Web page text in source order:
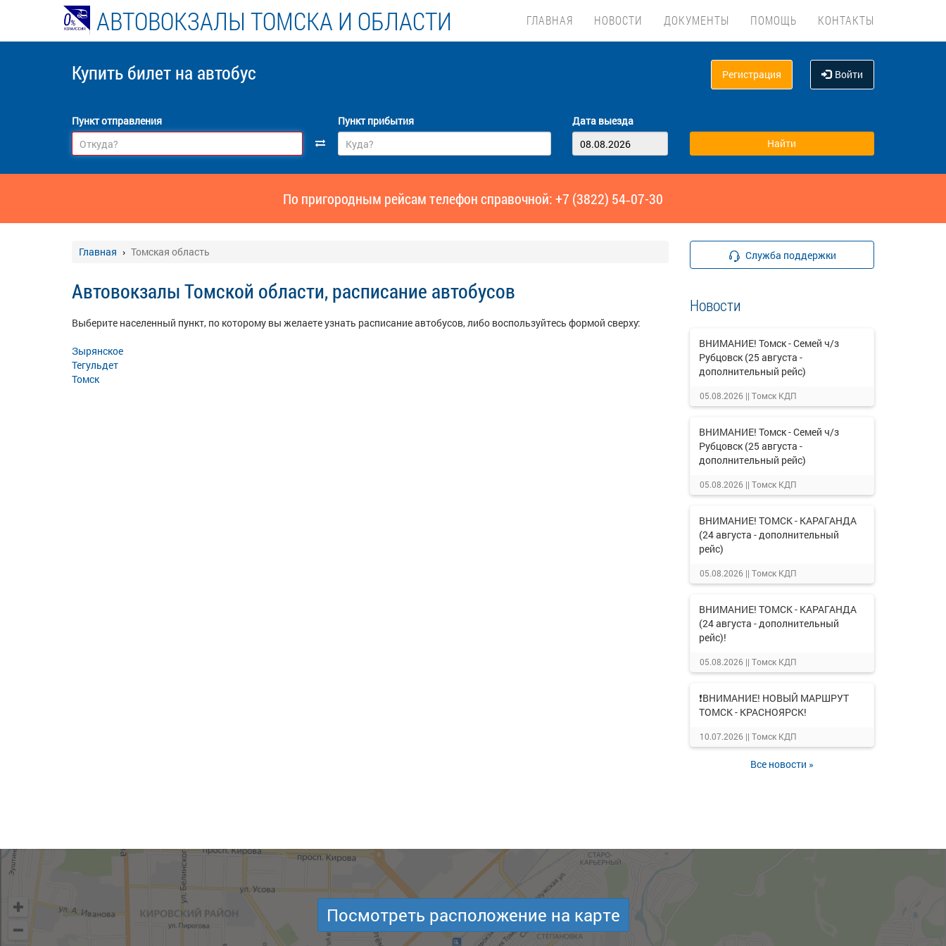
АВТОВОКЗАЛЫ ТОМСКА И ОБЛАСТИ ГЛАВНАЯ НОВОСТИ ДОКУМЕНТЫ ПОМОЩЬ КОНТАКТЫ
Купить билет на автобус Регистрация Войти
Пункт отправления Пункт прибытия Дата выезда
По пригородным рейсам телефон справочной: +7 (3822) 54‑07-30
Главная Томская область
Автовокзалы Томской области, расписание автобусов
Выберите населенный пункт, по которому вы желаете узнать расписание автобусов, либо воспользуйтесь формой сверху:
Зырянское
Тегульдет
Томск
Служба поддержки
Новости
ВНИМАНИЕ! Томск - Семей ч/з
Рубцовск (25 августа -
дополнительный рейс)
05.08.2026 || Томск КДП
ВНИМАНИЕ! Томск - Семей ч/з
Рубцовск (25 августа -
дополнительный рейс)
05.08.2026 || Томск КДП
ВНИМАНИЕ! ТОМСК - КАРАГАНДА
(24 августа - дополнительный
рейс)
05.08.2026 || Томск КДП
ВНИМАНИЕ! ТОМСК - КАРАГАНДА
(24 августа - дополнительный
рейс)!
05.08.2026 || Томск КДП
❗ВНИМАНИЕ! НОВЫЙ МАРШРУТ
ТОМСК - КРАСНОЯРСК!
10.07.2026 || Томск КДП
Все новости »
Посмотреть расположение на карте